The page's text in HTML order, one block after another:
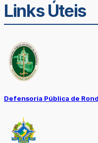
Links Úteis
Defensoria Pública de